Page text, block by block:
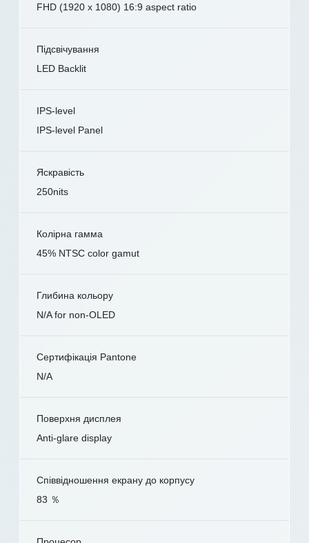
FHD (1920 x 1080) 16:9 aspect ratio
Підсвічування
LED Backlit
IPS-level
IPS-level Panel
Яскравість
250nits
Колірна гамма
45% NTSC color gamut
Глибина кольору
N/A for non-OLED
Сертифікація Pantone
N/A
Поверхня дисплея
Anti-glare display
Співвідношення екрану до корпусу
83 ％